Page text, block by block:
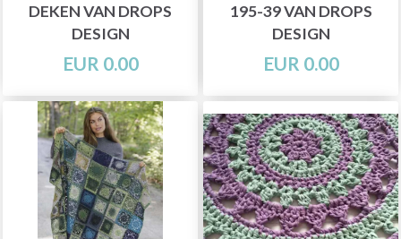
DEKEN VAN DROPS
DESIGN
EUR 0.00
195-39 VAN DROPS
DESIGN
EUR 0.00